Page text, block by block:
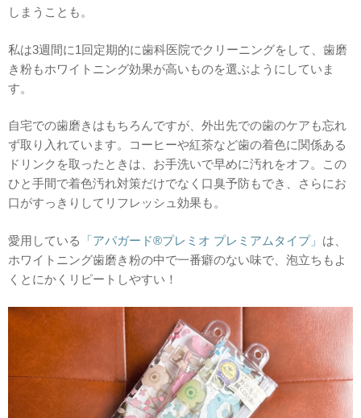
しまうことも。
私は3週間に1回定期的に歯科医院でクリーニングをして、歯磨
き粉もホワイトニング効果が高いものを選ぶようにしていま
す。
自宅での歯磨きはもちろんですが、外出先での歯のケアも忘れ
ず取り入れています。コーヒーや紅茶など歯の着色に関係ある
ドリンクを取ったときは、お手洗いで早めに汚れをオフ。この
ひと手間で着色汚れ対策だけでなく口臭予防もでき、さらにお
口がすっきりしてリフレッシュ効果も。
愛用している 「アパガード®プレミオ プレミアムタイプ」 は、
ホワイトニング歯磨き粉の中で一番癖のない味で、泡立ちもよ
くとにかくリピートしやすい！